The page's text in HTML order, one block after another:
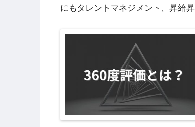
にもタレントマネジメント、昇給